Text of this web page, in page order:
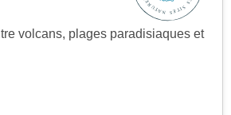
volcans, plages paradisiaques et